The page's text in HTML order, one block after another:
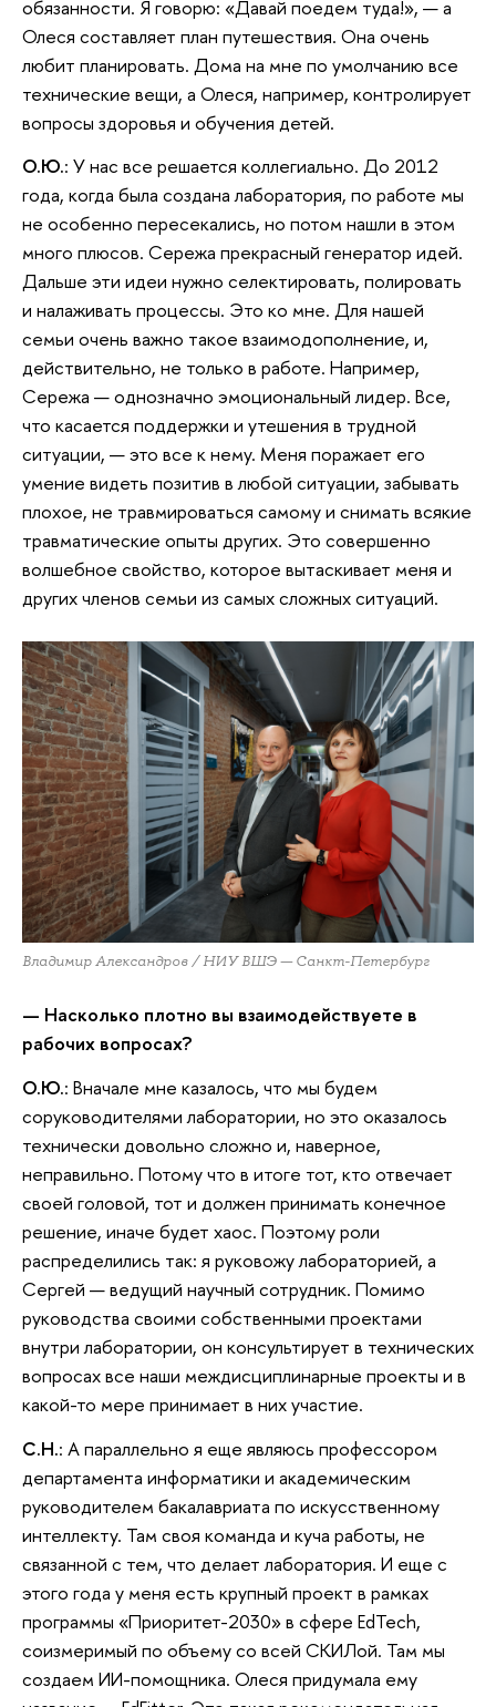
обязанности. Я говорю: «Давай поедем туда!», — а
Олеся составляет план путешествия. Она очень
любит планировать. Дома на мне по умолчанию все
технические вещи, а Олеся, например, контролирует
вопросы здоровья и обучения детей.
О.Ю.: У нас все решается коллегиально. До 2012
года, когда была создана лаборатория, по работе мы
не особенно пересекались, но потом нашли в этом
много плюсов. Сережа прекрасный генератор идей.
Дальше эти идеи нужно селектировать, полировать
и налаживать процессы. Это ко мне. Для нашей
семьи очень важно такое взаимодополнение, и,
действительно, не только в работе. Например,
Сережа — однозначно эмоциональный лидер. Все,
что касается поддержки и утешения в трудной
ситуации, — это все к нему. Меня поражает его
умение видеть позитив в любой ситуации, забывать
плохое, не травмироваться самому и снимать всякие
травматические опыты других. Это совершенно
волшебное свойство, которое вытаскивает меня и
других членов семьи из самых сложных ситуаций.
Владимир Александров / НИУ ВШЭ — Санкт-Петербург
— Насколько плотно вы взаимодействуете в
рабочих вопросах?
О.Ю.: Вначале мне казалось, что мы будем
соруководителями лаборатории, но это оказалось
технически довольно сложно и, наверное,
неправильно. Потому что в итоге тот, кто отвечает
своей головой, тот и должен принимать конечное
решение, иначе будет хаос. Поэтому роли
распределились так: я руковожу лабораторией, а
Сергей — ведущий научный сотрудник. Помимо
руководства своими собственными проектами
внутри лаборатории, он консультирует в технических
вопросах все наши междисциплинарные проекты и в
какой-то мере принимает в них участие.
С.Н.: А параллельно я еще являюсь профессором
департамента информатики и академическим
руководителем бакалавриата по искусственному
интеллекту. Там своя команда и куча работы, не
связанной с тем, что делает лаборатория. И еще с
этого года у меня есть крупный проект в рамках
программы «Приоритет-2030» в сфере EdTech,
соизмеримый по объему со всей СКИЛой. Там мы
создаем ИИ-помощника. Олеся придумала ему